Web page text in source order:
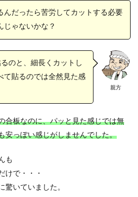
んだったら苦労してカットする必要
じゃないかな？
親方
のと、細長くカットし
て貼るのでは全然見た感
合板なのに、パッと見た感じでは無
安っぽい感じがしませんでした。
も
けで・・・
驚いていました。